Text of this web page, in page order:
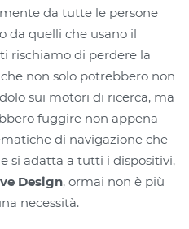
da tutte le persone
da quelli che usano il
rischiamo di perdere la
non solo potrebbero non
sui motori di ricerca, ma
fuggire non appena
di navigazione che
si adatta a tutti i dispositivi,
Design, ormai non è più
necessità.